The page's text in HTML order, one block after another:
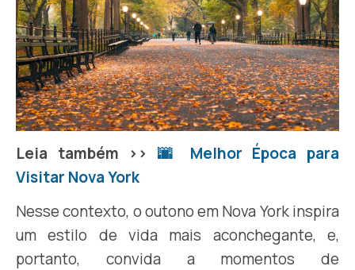
Leia também >>🌆 Melhor Época para
Visitar Nova York
Nesse contexto, o outono em Nova York inspira
um estilo de vida mais aconchegante, e,
portanto, convida a momentos de